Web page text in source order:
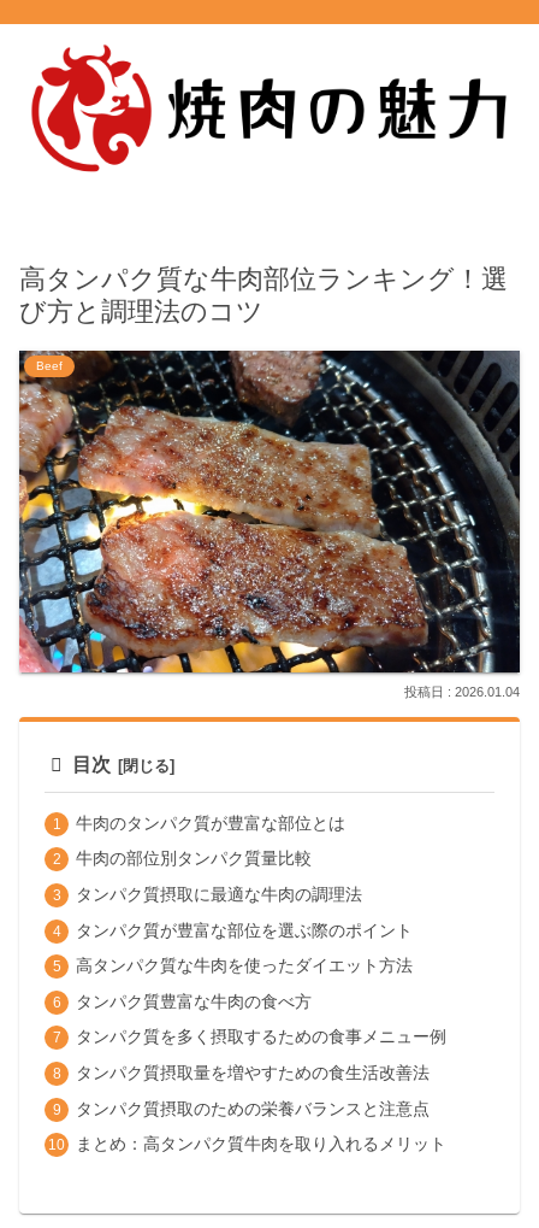
高タンパク質な牛肉部位ランキング！選
び方と調理法のコツ
Beef
2026.01.04
目次
牛肉のタンパク質が豊富な部位とは
牛肉の部位別タンパク質量比較
タンパク質摂取に最適な牛肉の調理法
タンパク質が豊富な部位を選ぶ際のポイント
高タンパク質な牛肉を使ったダイエット方法
タンパク質豊富な牛肉の食べ方
タンパク質を多く摂取するための食事メニュー例
タンパク質摂取量を増やすための食生活改善法
タンパク質摂取のための栄養バランスと注意点
まとめ：高タンパク質牛肉を取り入れるメリット